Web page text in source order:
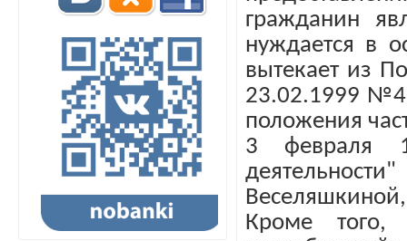
гражданин
нуждается в
вытекает из
23.02.1999
положения
3 февраля
Кроме